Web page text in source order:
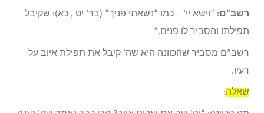
רשב”ם : “וישא יי’ – כמו “נשאתי פניך” (בר’ יט , כא): שקיבל
תפילתו והסביר לו פנים.”
רשב”ם מסביר שהכוונה היא שה’ קיבל את תפילת איוב על
רעיו.
שאלה: